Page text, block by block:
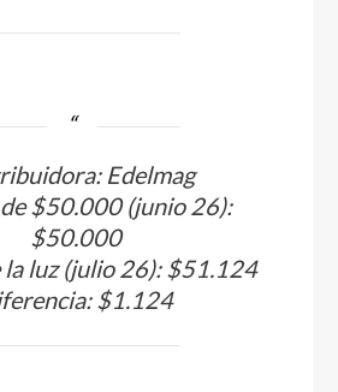
Edelmag
$50.000 (junio 26):
$50.000
la luz (julio 26): $51.124
$1.124